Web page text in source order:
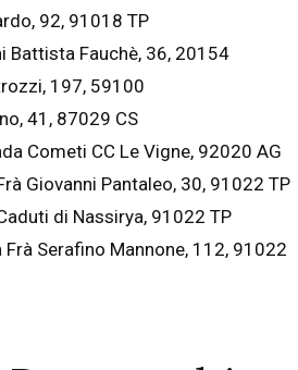
92, 91018 TP
Battista Fauchè, 36, 20154
197, 59100
41, 87029 CS
Cometi CC Le Vigne, 92020 AG
Giovanni Pantaleo, 30, 91022 TP
di Nassirya, 91022 TP
Serafino Mannone, 112, 91022